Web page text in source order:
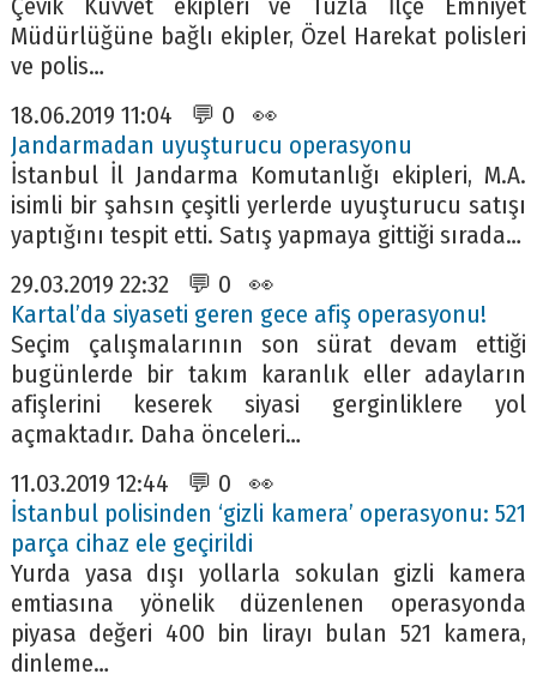
Çevik Kuvvet ekipleri ve Tuzla İlçe Emniyet
Müdürlüğüne bağlı ekipler, Özel Harekat polisleri
ve polis…
18.06.2019 11:04 💬 0 👀
Jandarmadan uyuşturucu operasyonu
İstanbul İl Jandarma Komutanlığı ekipleri, M.A.
isimli bir şahsın çeşitli yerlerde uyuşturucu satışı
yaptığını tespit etti. Satış yapmaya gittiği sırada…
29.03.2019 22:32 💬 0 👀
Kartal’da siyaseti geren gece afiş operasyonu!
Seçim çalışmalarının son sürat devam ettiği
bugünlerde bir takım karanlık eller adayların
afişlerini keserek siyasi gerginliklere yol
açmaktadır. Daha önceleri…
11.03.2019 12:44 💬 0 👀
İstanbul polisinden ‘gizli kamera’ operasyonu: 521
parça cihaz ele geçirildi
Yurda yasa dışı yollarla sokulan gizli kamera
emtiasına yönelik düzenlenen operasyonda
piyasa değeri 400 bin lirayı bulan 521 kamera,
dinleme…